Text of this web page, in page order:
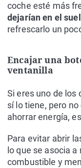
coche esté más
dejarían en el
refrescarlo un
Encajar una
ventanilla
Si eres uno de los
sí lo tiene, pero
ahorrar energía,
Para evitar abrir
lo que se asocia
combustible y